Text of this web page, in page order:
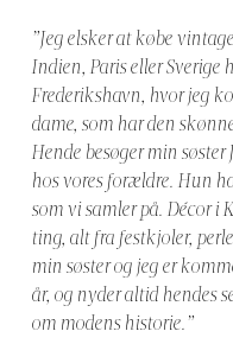
”Jeg elsker at købe
Indien, Paris eller Sverige
Frederikshavn, hvor jeg
dame, som har den
Hende besøger min
hos vores forældre. Hun
som vi samler på. Décor i
ting, alt fra festkjoler,
min søster og jeg er
år, og nyder altid hendes
om modens historie.”